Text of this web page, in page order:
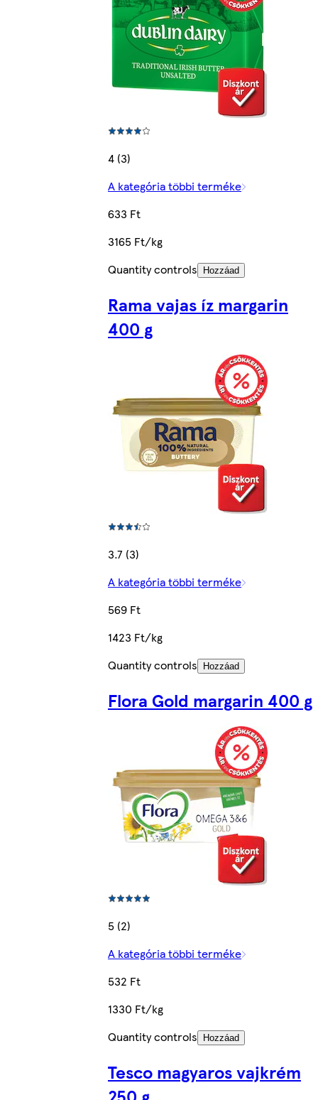
4 (3)
A kategória többi terméke
633 Ft
3165 Ft/kg
Quantity controls
Hozzáad
Rama vajas íz margarin
400 g
3.7 (3)
A kategória többi terméke
569 Ft
1423 Ft/kg
Quantity controls
Hozzáad
Flora Gold margarin 400 g
5 (2)
A kategória többi terméke
532 Ft
1330 Ft/kg
Quantity controls
Hozzáad
Tesco magyaros vajkrém